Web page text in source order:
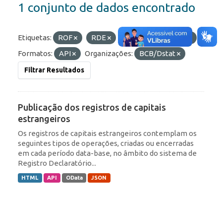
1 conjunto de dados encontrado
Etiquetas: ROF RDE Portfólio
IED
Formatos:
API Organizações: BCB/Dstat
Filtrar Resultados
Publicação dos registros de capitais
estrangeiros
Os registros de capitais estrangeiros contemplam os
seguintes tipos de operações, criadas ou encerradas
em cada período data-base, no âmbito do sistema de
Registro Declaratório...
HTML API OData JSON